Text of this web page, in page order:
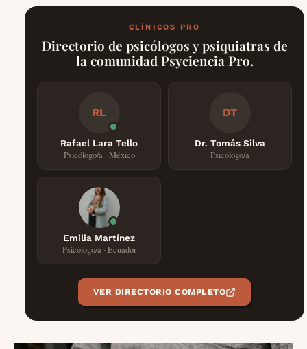
CLÍNICOS PRO
Directorio de psicólogos y psiquiatras de
la comunidad Psyciencia Pro.
RL
Rafael Lara Tello
Psicólogo/a · México
DT
Dr. Tomás Silva
Psicólogo/a
Emilia Martínez
Psicólogo/a · Ecuador
VER DIRECTORIO COMPLETO